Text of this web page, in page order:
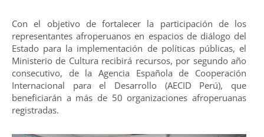
Con el objetivo de fortalecer la participación de los
representantes afroperuanos en espacios de diálogo del
Estado para la implementación de políticas públicas, el
Ministerio de Cultura recibirá recursos, por segundo año
consecutivo, de la Agencia Española de Cooperación
Internacional para el Desarrollo (AECID Perú), que
beneficiarán a más de 50 organizaciones afroperuanas
registradas.